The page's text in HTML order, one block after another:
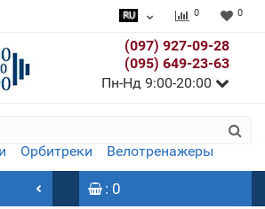
0 0
(097) 927-09-28
(095) 649-23-63
Пн-Нд 9:00-20:00
Орбитреки Велотренажеры
: 0